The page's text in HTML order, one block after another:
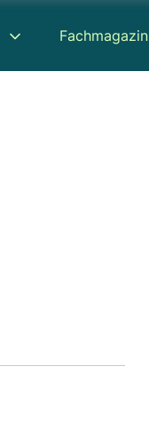
Fachmagazin